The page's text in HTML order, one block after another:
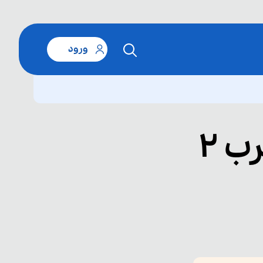
ورود
اصل جمع و اصل ضرب 2